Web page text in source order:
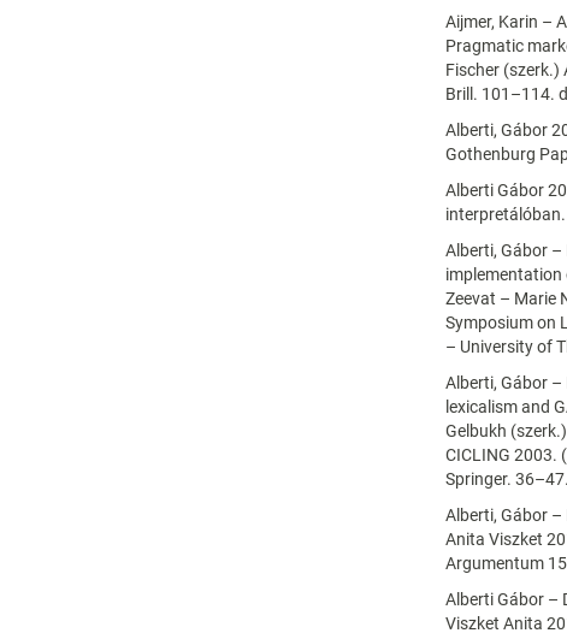
Aijmer, Karin –
Pragmatic
Fischer (szerk.)
Brill. 101–114.
Alberti, Gábor
Gothenburg
Alberti Gábor
Alberti, Gábor
implementation
Zeevat – Marie
Symposium on
– University of
Alberti, Gábor
lexicalism and
Gelbukh
CICLING 2003.
Springer.
Alberti, Gábor
Anita Viszket
Argumentum
Alberti Gábor –
Viszket Anita